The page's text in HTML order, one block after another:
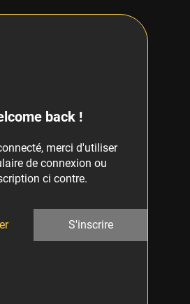
back !
merci d'utiliser
de connexion ou
ci contre.
S'inscrire